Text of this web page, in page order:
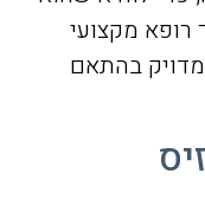
רופא מקצועי
מדויק בהתאם